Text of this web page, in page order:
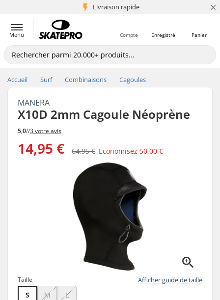
Livraison rapide
+5 mio de clients ×
Menu Panier
Enregistré
Compte
Accueil Surf Combinaisons Cagoules
MANERA
X10D 2mm Cagoule Néoprène
5,0//3 votre avis
14,95 € 64,95 € Economisez 50,00 €
Taille Afficher guide de taille
S M L